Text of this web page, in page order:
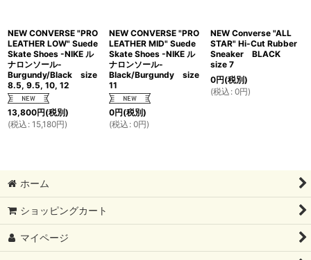
NEW CONVERSE "PRO
LEATHER LOW" Suede
Skate Shoes -NIKE ル
ナロンソール-
Burgundy/Black size
8.5, 9.5, 10, 12
13,800円(税別)
(税込 : 15,180円)
NEW CONVERSE "PRO
LEATHER MID" Suede
Skate Shoes -NIKE ル
ナロンソール-
Black/Burgundy size
11
0円(税別)
(税込 : 0円)
NEW Converse "ALL
STAR" Hi-Cut Rubber
Sneaker BLACK
size 7
0円(税別)
(税込 : 0円)
ホーム
ショッピングカート
マイページ